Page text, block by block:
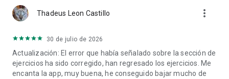
Thadeus Leon Castillo more_vert
30 de julio de 2026
Actualización: El error que había señalado sobre la sección de
ejercicios ha sido corregido, han regresado los ejercicios. Me
encanta la app, muy buena, he conseguido bajar mucho de